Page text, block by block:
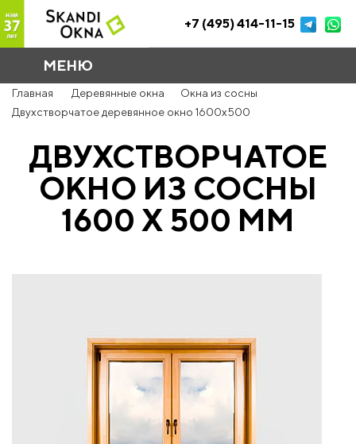
+7 (495) 414-11-15
МЕНЮ
Главная Деревянные окна
Окна из сосны
Двухстворчатое деревянное окно 1600x500
ДВУХСТВОРЧАТОЕ
ОКНО ИЗ СОСНЫ
1600 Х 500 ММ